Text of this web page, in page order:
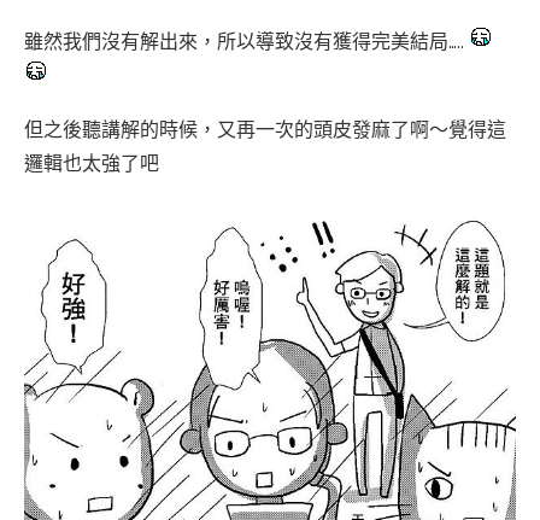
雖然我們沒有解出來，所以導致沒有獲得完美結局…..
但之後聽講解的時候，又再一次的頭皮發麻了啊～覺得這
邏輯也太強了吧